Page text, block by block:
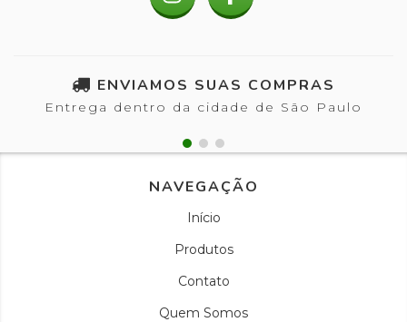
ENVIAMOS SUAS COMPRAS
Entrega dentro da cidade de São Paulo
NAVEGAÇÃO
Início
Produtos
Contato
Quem Somos